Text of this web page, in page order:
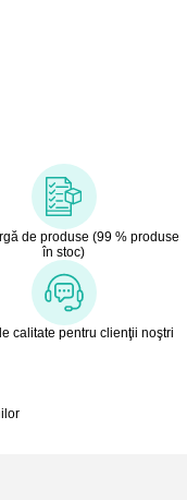
de produse (99 % produse
în stoc)
calitate pentru clienţii noştri